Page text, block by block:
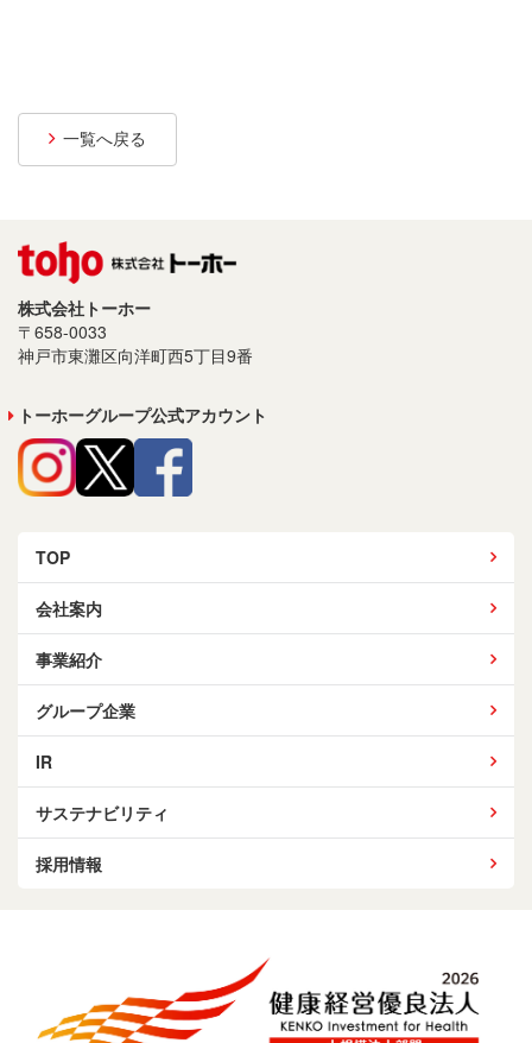
サイトマップ
一覧へ戻る
株式会社トーホー
〒658-0033
神戸市東灘区向洋町西5丁目9番
トーホーグループ公式アカウント
TOP
会社案内
事業紹介
グループ企業
IR
サステナビリティ
採用情報